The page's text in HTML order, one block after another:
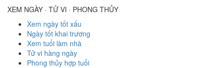
XEM NGÀY · TỬ VI · PHONG THỦY
Xem ngày tốt xấu
Ngày tốt khai trương
Xem tuổi làm nhà
Tử vi hàng ngày
Phong thủy hợp tuổi